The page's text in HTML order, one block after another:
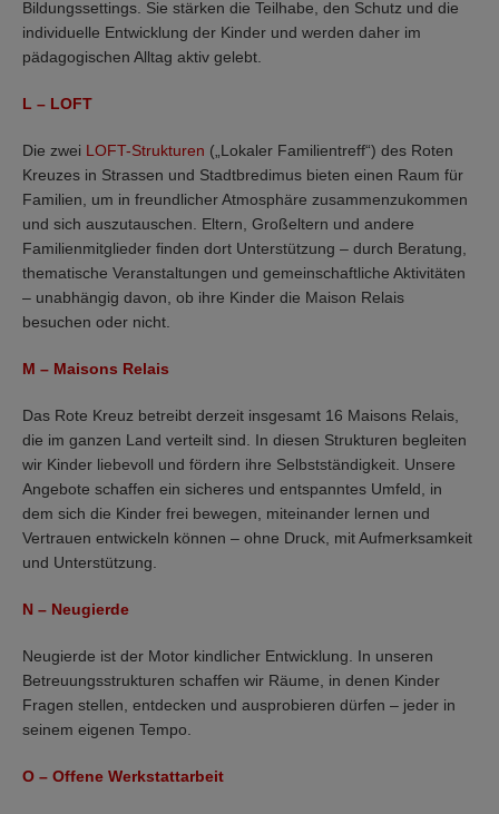
Bildungssettings. Sie stärken die Teilhabe, den Schutz und die
individuelle Entwicklung der Kinder und werden daher im
pädagogischen Alltag aktiv gelebt.
L – LOFT
Die zwei LOFT-Strukturen („Lokaler Familientreff“) des Roten
Kreuzes in Strassen und Stadtbredimus bieten einen Raum für
Familien, um in freundlicher Atmosphäre zusammenzukommen
und sich auszutauschen. Eltern, Großeltern und andere
Familienmitglieder finden dort Unterstützung – durch Beratung,
thematische Veranstaltungen und gemeinschaftliche Aktivitäten
– unabhängig davon, ob ihre Kinder die Maison Relais
besuchen oder nicht.
M – Maisons Relais
Das Rote Kreuz betreibt derzeit insgesamt 16 Maisons Relais,
die im ganzen Land verteilt sind. In diesen Strukturen begleiten
wir Kinder liebevoll und fördern ihre Selbstständigkeit. Unsere
Angebote schaffen ein sicheres und entspanntes Umfeld, in
dem sich die Kinder frei bewegen, miteinander lernen und
Vertrauen entwickeln können – ohne Druck, mit Aufmerksamkeit
und Unterstützung.
N – Neugierde
Neugierde ist der Motor kindlicher Entwicklung. In unseren
Betreuungsstrukturen schaffen wir Räume, in denen Kinder
Fragen stellen, entdecken und ausprobieren dürfen – jeder in
seinem eigenen Tempo.
O – Offene Werkstattarbeit